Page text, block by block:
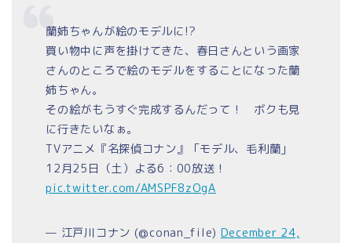
蘭姉ちゃんが絵のモデルに!?
買い物中に声を掛けてきた、春日さんという画家
さんのところで絵のモデルをすることになった蘭
姉ちゃん。
その絵がもうすぐ完成するんだって！ ボクも見
に行きたいなぁ。
TVアニメ『名探偵コナン』「モデル、毛利蘭」
12月25日（土）よる6：00放送！
pic.twitter.com/AMSPF8zOgA
— 江戸川コナン (@conan_file) December 24,